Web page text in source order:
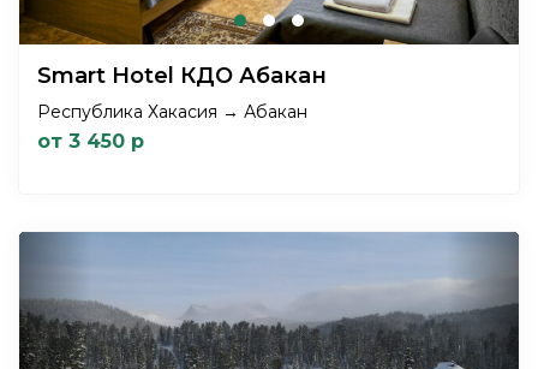
Smart Hotel КДО Абакан
Республика Хакасия → Абакан
от 3 450 р